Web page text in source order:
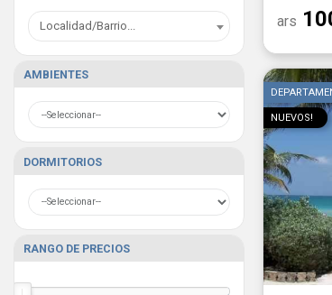
Localidad/Barrio...
AMBIENTES
DORMITORIOS
RANGO DE PRECIOS
ars
NUEVOS!